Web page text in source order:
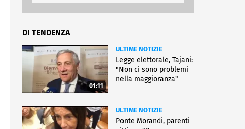
DI TENDENZA
01:11
ULTIME NOTIZIE
Legge elettorale, Tajani:
"Non ci sono problemi
nella maggioranza"
ULTIME NOTIZIE
Ponte Morandi, parenti